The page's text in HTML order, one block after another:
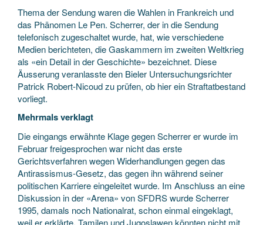
Thema der Sendung waren die Wahlen in Frankreich und
das Phänomen Le Pen. Scherrer, der in die Sendung
telefonisch zugeschaltet wurde, hat, wie verschiedene
Medien berichteten, die Gaskammern im zweiten Weltkrieg
als «ein Detail in der Geschichte» bezeichnet. Diese
Äusserung veranlasste den Bieler Untersuchungsrichter
Patrick Robert-Nicoud zu prüfen, ob hier ein Straftatbestand
vorliegt.
Mehrmals verklagt
Die eingangs erwähnte Klage gegen Scherrer er wurde im
Februar freigesprochen war nicht das erste
Gerichtsverfahren wegen Widerhandlungen gegen das
Antirassismus-Gesetz, das gegen ihn während seiner
politischen Karriere eingeleitet wurde. Im Anschluss an eine
Diskussion in der «Arena» von SFDRS wurde Scherrer
1995, damals noch Nationalrat, schon einmal eingeklagt,
weil er erklärte, Tamilen und Jugoslawen könnten nicht mit